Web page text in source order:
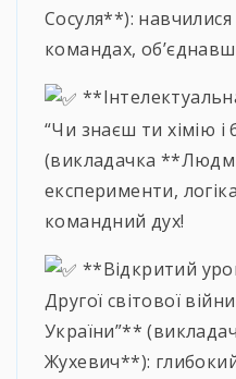
Сосуля**):
командах,
**Інтелектуальна
“Чи знаєш ти хімію і
(викладачка
експерименти,
командний дух!
**Відкритий
Другої світової
України”**
Жухевич**):